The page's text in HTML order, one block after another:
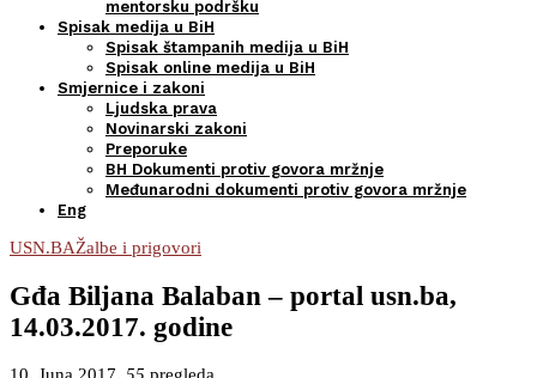
mentorsku podršku
Spisak medija u BiH
Spisak štampanih medija u BiH
Spisak online medija u BiH
Smjernice i zakoni
Ljudska prava
Novinarski zakoni
Preporuke
BH Dokumenti protiv govora mržnje
Međunarodni dokumenti protiv govora mržnje
Eng
USN.BAŽalbe i prigovori
Gđa Biljana Balaban – portal usn.ba,
14.03.2017. godine